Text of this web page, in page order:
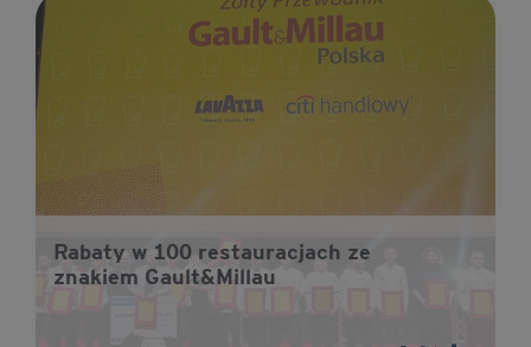
Rabaty w 100 restauracjach ze
znakiem Gault&Millau